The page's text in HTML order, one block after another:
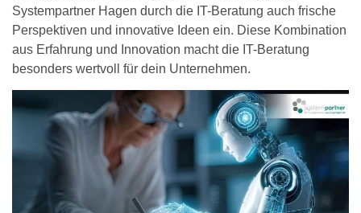
Systempartner Hagen durch die IT-Beratung auch frische
Perspektiven und innovative Ideen ein. Diese Kombination
aus Erfahrung und Innovation macht die IT-Beratung
besonders wertvoll für dein Unternehmen.